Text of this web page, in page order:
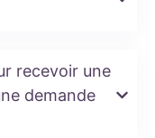
recevoir une
demande